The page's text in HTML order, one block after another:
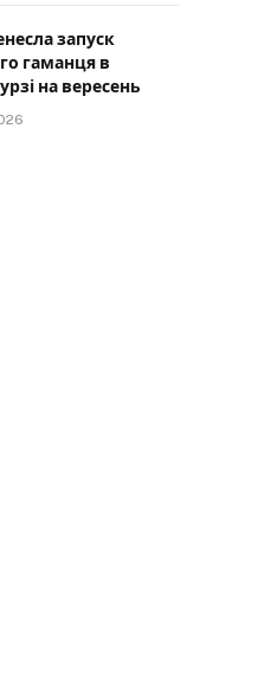
запуск
гаманця в
на вересень